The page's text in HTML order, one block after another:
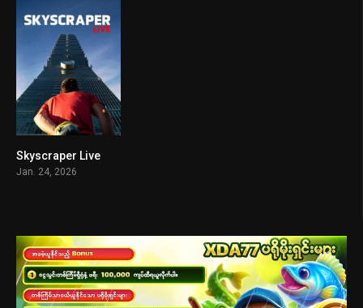
8.1
Skyscraper Live
Jan. 24, 2026